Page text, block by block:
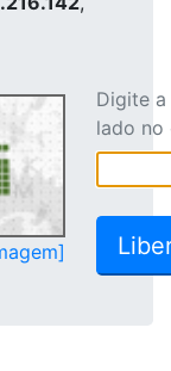
Digite
lado no